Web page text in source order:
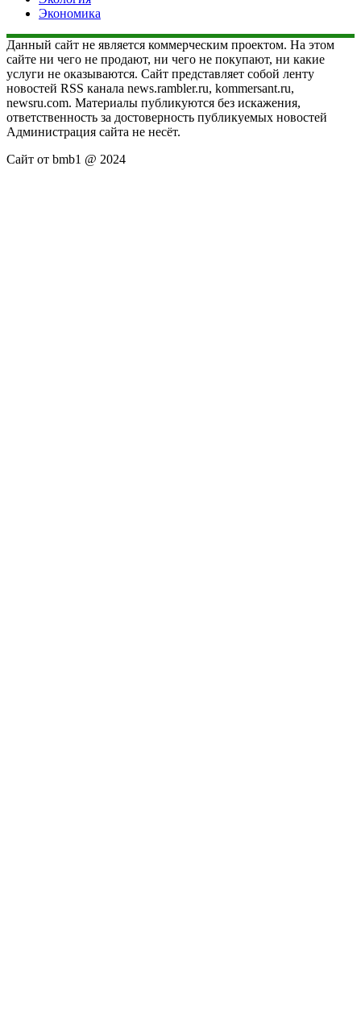
Экономика
Данный сайт не является коммерческим проектом. На этом
сайте ни чего не продают, ни чего не покупают, ни какие
услуги не оказываются. Сайт представляет собой ленту
новостей RSS канала news.rambler.ru, kommersant.ru,
newsru.com. Материалы публикуются без искажения,
ответственность за достоверность публикуемых новостей
Администрация сайта не несёт.
Сайт от bmb1 @ 2024